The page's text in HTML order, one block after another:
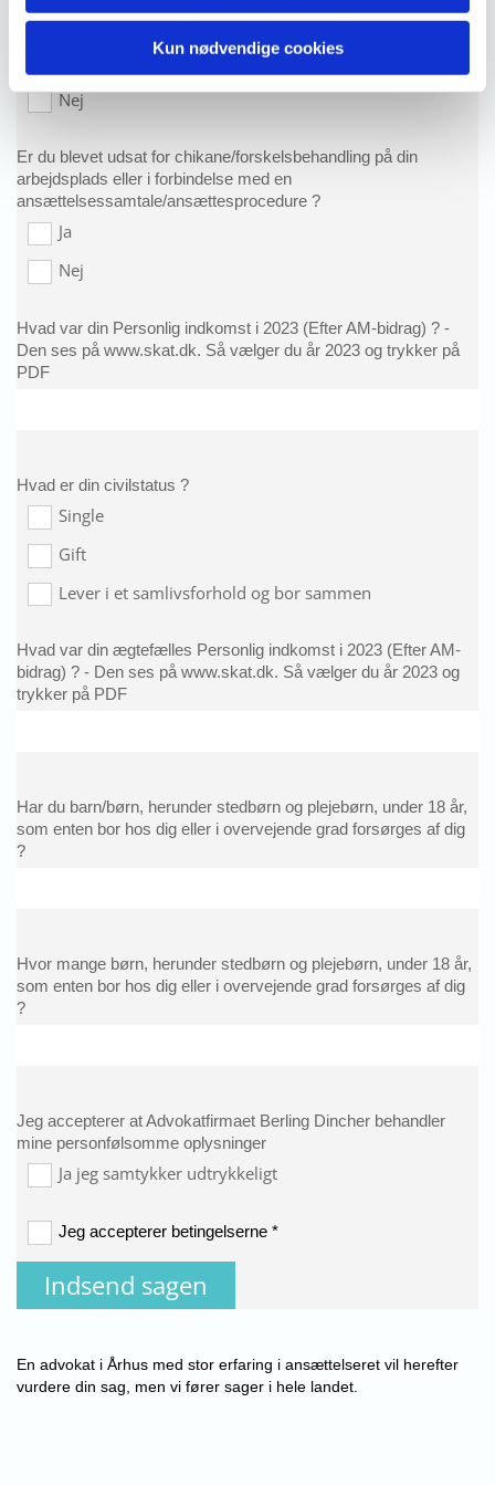
Kun nødvendige cookies
Har du arbejdet mere end 48 timer i løbet af en 7-dagesperiode
?
Nej
Er du blevet udsat for chikane/forskelsbehandling på din
arbejdsplads eller i forbindelse med en
ansættelsessamtale/ansættesprocedure ?
Ja
Nej
Hvad var din Personlig indkomst i 2023 (Efter AM-bidrag) ? -
Den ses på www.skat.dk. Så vælger du år 2023 og trykker på
PDF
Hvad er din civilstatus ?
Single
Gift
Lever i et samlivsforhold og bor sammen
Hvad var din ægtefælles Personlig indkomst i 2023 (Efter AM-
bidrag) ? - Den ses på www.skat.dk. Så vælger du år 2023 og
trykker på PDF
Har du barn/børn, herunder stedbørn og plejebørn, under 18 år,
som enten bor hos dig eller i overvejende grad forsørges af dig
?
Hvor mange børn, herunder stedbørn og plejebørn, under 18 år,
som enten bor hos dig eller i overvejende grad forsørges af dig
?
Jeg accepterer at Advokatfirmaet Berling Dincher behandler
mine personfølsomme oplysninger
Ja jeg samtykker udtrykkeligt
Jeg accepterer betingelserne *
En advokat i Århus med stor erfaring i ansættelseret vil herefter
vurdere din sag, men vi fører sager i hele landet.